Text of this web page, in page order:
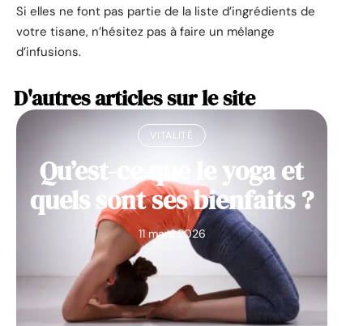
Si elles ne font pas partie de la liste d’ingrédients de
votre tisane, n’hésitez pas à faire un mélange
d’infusions.
D'autres articles sur le site
VITALITÉ
Qu’est-ce que le yoga et
quels sont ses bienfaits ?
11 mars 2026